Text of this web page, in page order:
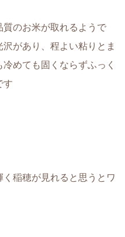
のお米が取れるようで
があり、程よい粘りとま
めても固くならずふっく
す
稲穂が見れると思うとワ